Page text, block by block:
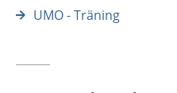
UMO - Träning